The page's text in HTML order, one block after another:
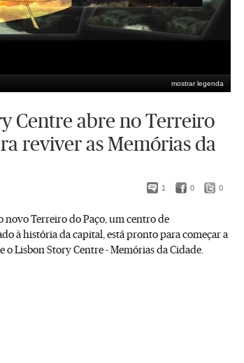
mostrar legenda
Centre abre no Terreiro
reviver as Memórias da
1 0 0
novo Terreiro do Paço, um centro de
à história da capital, está pronto para começar a
o Lisbon Story Centre - Memórias da Cidade.